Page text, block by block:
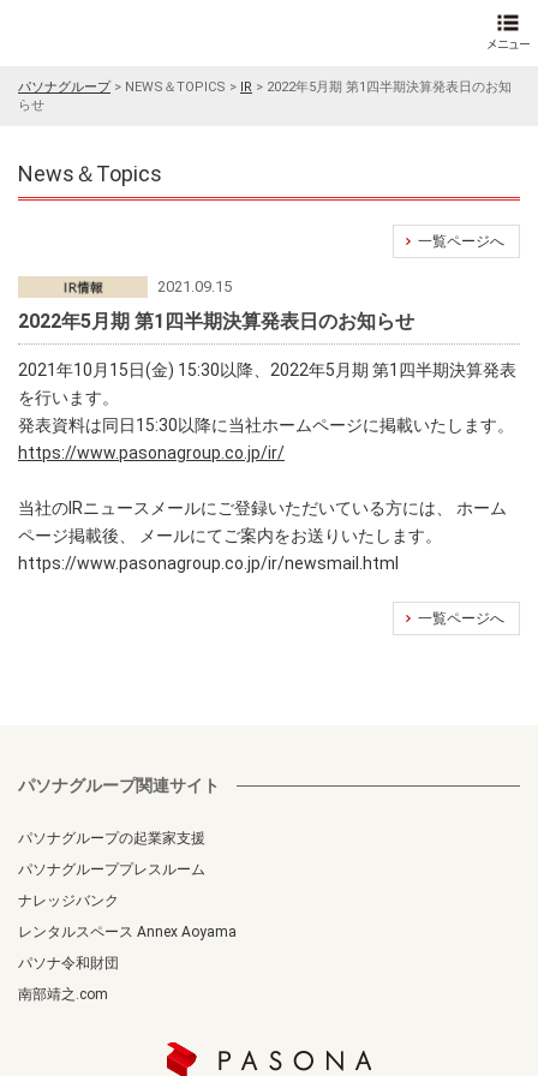
パソナグループ> NEWS＆TOPICS > IR > 2022年5月期 第1四半期決算発表日のお知
らせ
News＆Topics
一覧ページへ
2021.09.15
2022年5月期 第1四半期決算発表日のお知らせ
2021年10月15日(金) 15:30以降、2022年5月期 第1四半期決算発表
を行います。
発表資料は同日15:30以降に当社ホームページに掲載いたします。
https://www.pasonagroup.co.jp/ir/
当社のIRニュースメールにご登録いただいている方には、 ホーム
ページ掲載後、 メールにてご案内をお送りいたします。
https://www.pasonagroup.co.jp/ir/newsmail.html
一覧ページへ
パソナグループ関連サイト
パソナグループの起業家支援
パソナグループプレスルーム
ナレッジバンク
レンタルスペース Annex Aoyama
パソナ令和財団
南部靖之.com